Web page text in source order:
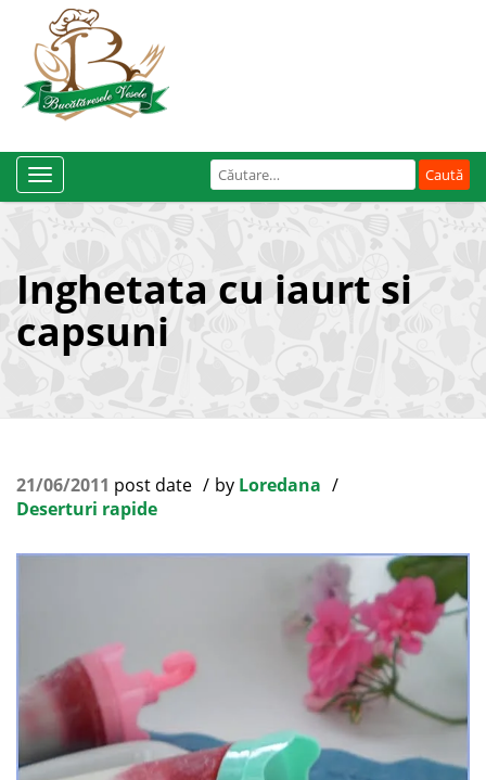
Caută
după:
Toggle
Navigation
Inghetata cu iaurt si
capsuni
21/06/2011 post date by Loredana
Deserturi rapide